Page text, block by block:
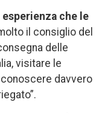
esperienza che le
il consiglio del
delle
visitare le
davvero